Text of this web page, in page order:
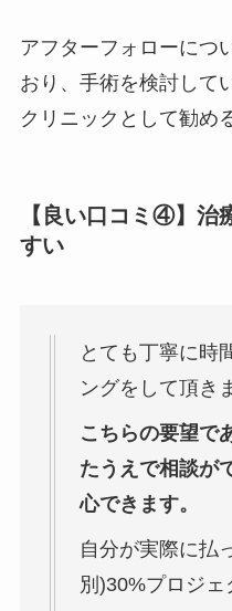
アフターフォローにつ
おり、手術を検討して
クリニックとして勧め
【良い口コミ④】 治
すい
とても丁寧に時
ングをして頂き
こちらの要望で
たうえで相談が
心できます。
自分が実際に払
別)30%プロジェ